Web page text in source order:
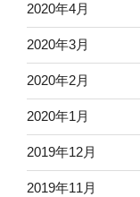
2020年4月
2020年3月
2020年2月
2020年1月
2019年12月
2019年11月